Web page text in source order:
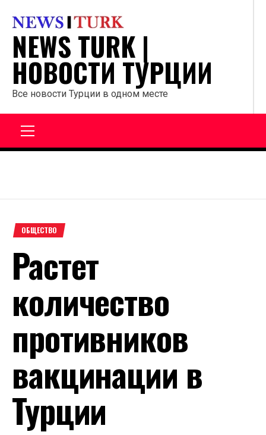
содержанию
NEWS TURK |
НОВОСТИ ТУРЦИИ
Все новости Турции в одном месте
ОБЩЕСТВО
Растет
количество
противников
вакцинации в
Турции